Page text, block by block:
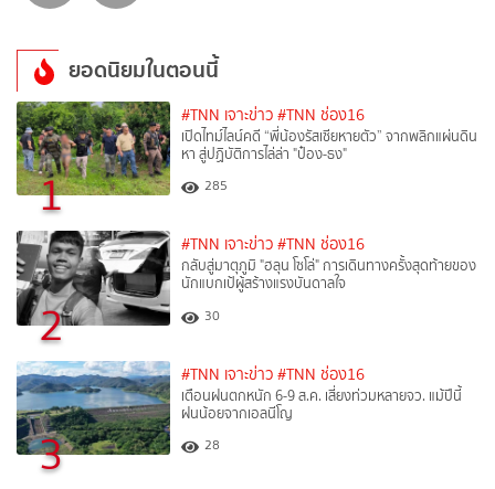
ยอดนิยมในตอนนี้
1
#TNN เจาะข่าว #TNN ช่อง16
เปิดไทม์ไลน์คดี “พี่น้องรัสเซียหายตัว” จากพลิกแผ่นดิน
หา สู่ปฏิบัติการไล่ล่า "ป๋อง-ธง"
285
2
#TNN เจาะข่าว #TNN ช่อง16
กลับสู่มาตุภูมิ "ฮลุน โซโล่" การเดินทางครั้งสุดท้ายของ
นักแบกเป้ผู้สร้างแรงบันดาลใจ
30
3
#TNN เจาะข่าว #TNN ช่อง16
เตือนฝนตกหนัก 6-9 ส.ค. เสี่ยงท่วมหลายจว. แม้ปีนี้
ฝนน้อยจากเอลนีโญ
28